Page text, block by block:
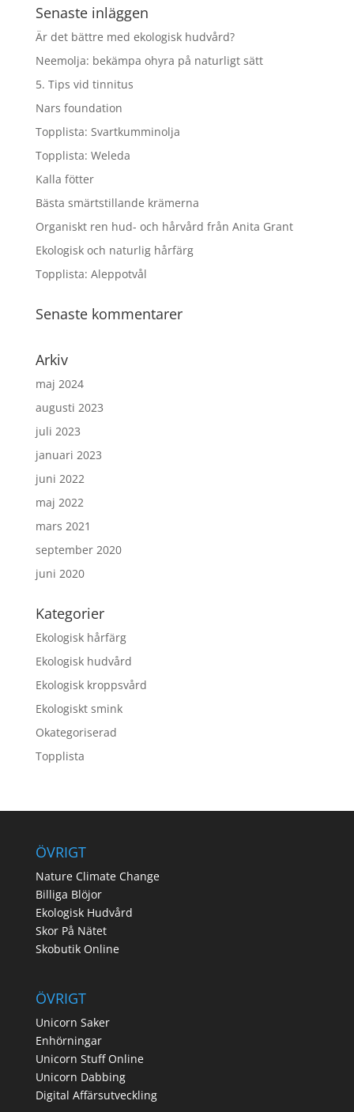
Senaste inläggen
Är det bättre med ekologisk hudvård?
Neemolja: bekämpa ohyra på naturligt sätt
5. Tips vid tinnitus
Nars foundation
Topplista: Svartkumminolja
Topplista: Weleda
Kalla fötter
Bästa smärtstillande krämerna
Organiskt ren hud- och hårvård från Anita Grant
Ekologisk och naturlig hårfärg
Topplista: Aleppotvål
Senaste kommentarer
Arkiv
maj 2024
augusti 2023
juli 2023
januari 2023
juni 2022
maj 2022
mars 2021
september 2020
juni 2020
Kategorier
Ekologisk hårfärg
Ekologisk hudvård
Ekologisk kroppsvård
Ekologiskt smink
Okategoriserad
Topplista
ÖVRIGT
Nature Climate Change
Billiga Blöjor
Ekologisk Hudvård
Skor På Nätet
Skobutik Online
ÖVRIGT
Unicorn Saker
Enhörningar
Unicorn Stuff Online
Unicorn Dabbing
Digital Affärsutveckling